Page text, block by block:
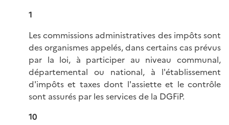
1
Les commissions administratives des impôts sont
des organismes appelés, dans certains cas prévus
par la loi, à participer au niveau communal,
départemental ou national, à l'établissement
d'impôts et taxes dont l'assiette et le contrôle
sont assurés par les services de la DGFiP.
10